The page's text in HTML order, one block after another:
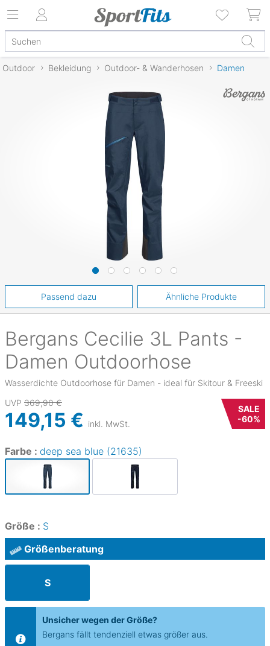
Outdoor Bekleidung Outdoor- & Wanderhosen Damen
Bergans Cecilie 3L Pants -
Damen Outdoorhose
Wasserdichte Outdoorhose für Damen - ideal für Skitour & Freeski
UVP 369,90 €
149,15 € inkl. MwSt.
SALE
-60%
Farbe : deep sea blue (21635)
Größe : S
Größenberatung
S
Unsicher wegen der Größe?
Bergans fällt tendenziell etwas größer aus.
Passend dazu Ähnliche Produkte